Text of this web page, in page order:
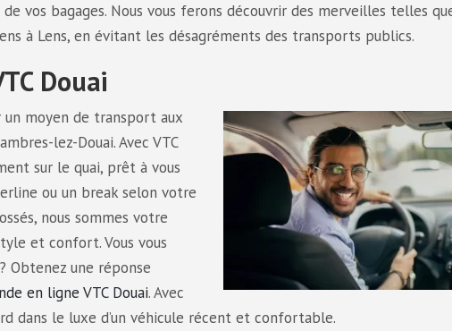
vos bagages. Nous vous ferons découvrir des merveilles telles
à Lens, en évitant les désagréments des transports publics.
Douai
moyen de transport aux
lez-Douai. Avec VTC
sur le quai, prêt à vous
ou un break selon votre
nous sommes votre
et confort. Vous vous
Obtenez une réponse
en ligne VTC Douai. Avec
dans le luxe d’un véhicule récent et confortable.